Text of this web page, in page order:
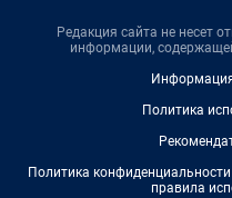
Редакция сайта не несет
информации,
Политика
Политика
правила